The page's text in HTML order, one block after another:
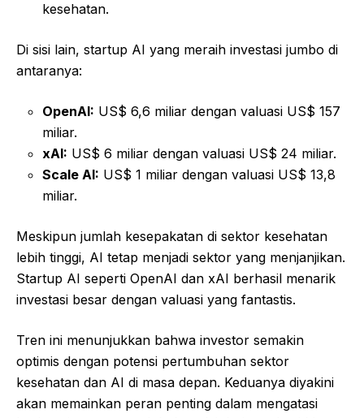
kesehatan.
Di sisi lain, startup AI yang meraih investasi jumbo di
antaranya:
OpenAI: US$ 6,6 miliar dengan valuasi US$ 157
miliar.
xAI: US$ 6 miliar dengan valuasi US$ 24 miliar.
Scale AI: US$ 1 miliar dengan valuasi US$ 13,8
miliar.
Meskipun jumlah kesepakatan di sektor kesehatan
lebih tinggi, AI tetap menjadi sektor yang menjanjikan.
Startup AI seperti OpenAI dan xAI berhasil menarik
investasi besar dengan valuasi yang fantastis.
Tren ini menunjukkan bahwa investor semakin
optimis dengan potensi pertumbuhan sektor
kesehatan dan AI di masa depan. Keduanya diyakini
akan memainkan peran penting dalam mengatasi